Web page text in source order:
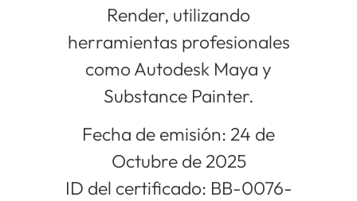
Render, utilizando
herramientas profesionales
como Autodesk Maya y
Substance Painter.
Fecha de emisión: 24 de
Octubre de 2025
ID del certificado: BB-0076-